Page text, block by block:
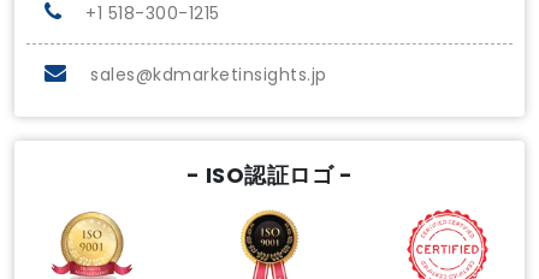
+1 518-300-1215
sales@kdmarketinsights.jp
- ISO認証ロゴ -